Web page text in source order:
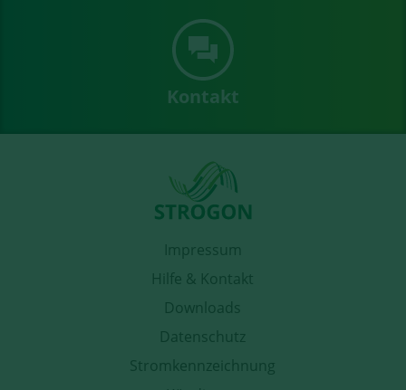
Kontakt
Impressum
Hilfe & Kontakt
Downloads
Datenschutz
Stromkennzeichnung